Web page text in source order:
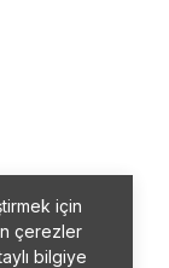
için
çerezler
bilgiye